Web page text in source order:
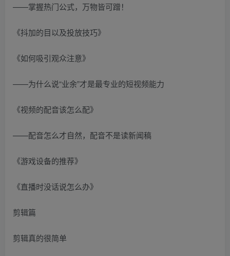
——掌握热门公式，万物皆可蹭！
《抖加的目以及投放技巧》
《如何吸引观众注意》
——为什么说“业余”才是最专业的短视频能力
《视频的配音该怎么配》
——配音怎么才自然，配音不是读新闻稿
《游戏设备的推荐》
《直播时没话说怎么办》
剪辑篇
剪辑真的很简单